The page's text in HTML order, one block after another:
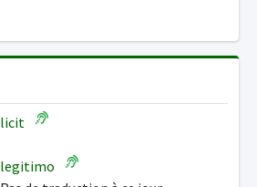
licit
legitimo